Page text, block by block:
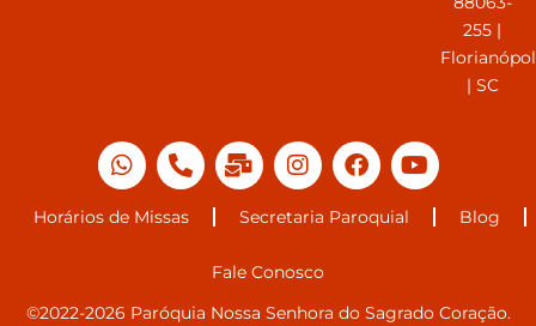
255 |
| SC
Horários de Missas Secretaria Paroquial Blog
Fale Conosco
©2022-2026 Paróquia Nossa Senhora do Sagrado Coração.